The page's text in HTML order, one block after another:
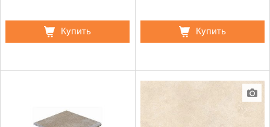
Купить Купить